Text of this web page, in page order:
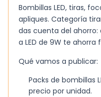
Bombillas LED, tiras,
apliques. Categoría
das cuenta del ahorro:
a LED de 9W te
Qué vamos a publicar:
Packs de bombillas
precio por unidad.